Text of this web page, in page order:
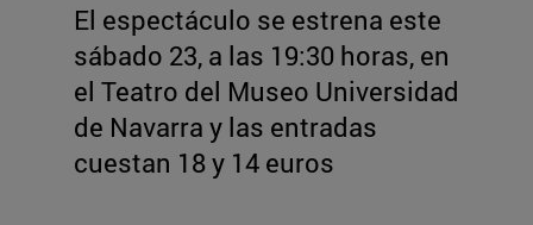
El espectáculo se estrena este
sábado 23, a las 19:30 horas, en
el Teatro del Museo Universidad
de Navarra y las entradas
cuestan 18 y 14 euros